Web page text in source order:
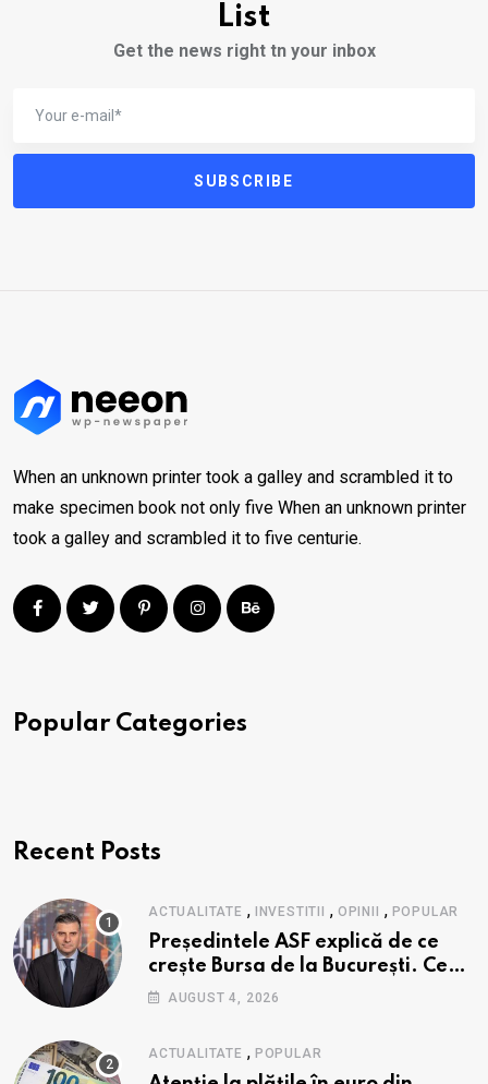
List
Get the news right tn your inbox
SUBSCRIBE
When an unknown printer took a galley and scrambled it to
make specimen book not only five When an unknown printer
took a galley and scrambled it to five centurie.
Popular Categories
Recent Posts
ACTUALITATE , INVESTITII , OPINII , POPULAR
Președintele ASF explică de ce
crește Bursa de la București. Ce
urmează pentru BVB potrivit lui
AUGUST 4, 2026
ACTUALITATE , POPULAR